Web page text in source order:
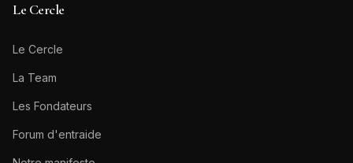
Le Cercle
Le Cercle
La Team
Les Fondateurs
Forum d'entraide